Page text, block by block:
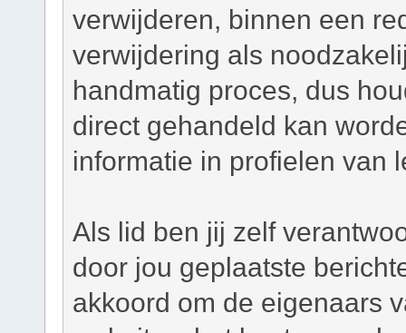
verwijderen, binnen een
verwijdering als
handmatig proces, dus
direct gehandeld kan
informatie in profielen van
Als lid ben jij zelf
door jou geplaatste
akkoord om de eigenaars